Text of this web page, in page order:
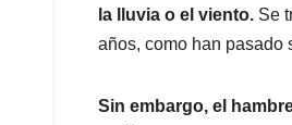
la lluvia o el viento. Se
años, como han
Sin embargo, el